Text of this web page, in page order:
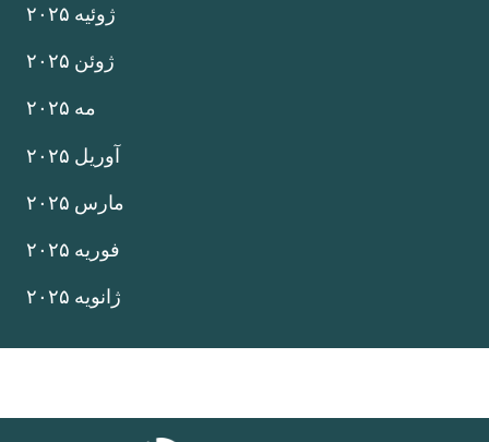
ژوئیه ۲۰۲۵
ژوئن ۲۰۲۵
مه ۲۰۲۵
آوریل ۲۰۲۵
مارس ۲۰۲۵
فوریه ۲۰۲۵
ژانویه ۲۰۲۵